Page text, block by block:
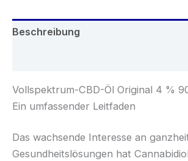
Beschreibung
Vollspektrum-CBD-Öl Original 4 %
Ein umfassender Leitfaden
Das wachsende Interesse an
Gesundheitslösungen hat